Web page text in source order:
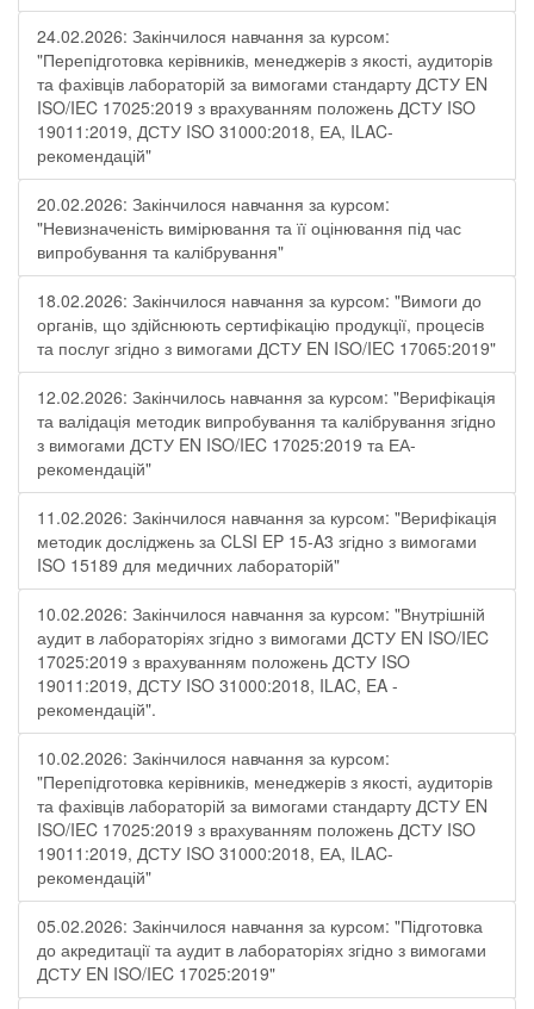
24.02.2026: Закінчилося навчання за курсом:
"Перепідготовка керівників, менеджерів з якості, аудиторів
та фахівців лабораторій за вимогами стандарту ДСТУ EN
ISO/IEC 17025:2019 з врахуванням положень ДСТУ ISO
19011:2019, ДСТУ ISO 31000:2018, ЕА, ILAC-
рекомендацій"
20.02.2026: Закінчилося навчання за курсом:
"Невизначеність вимірювання та її оцінювання під час
випробування та калібрування"
18.02.2026: Закінчилося навчання за курсом: "Вимоги до
органів, що здійснюють сертифікацію продукції, процесів
та послуг згідно з вимогами ДСТУ EN ISO/IEC 17065:2019"
12.02.2026: Закінчилось навчання за курсом: "Верифікація
та валідація методик випробування та калібрування згідно
з вимогами ДСТУ EN ISO/IEC 17025:2019 та ЕА-
рекомендацій"
11.02.2026: Закінчилося навчання за курсом: "Верифікація
методик досліджень за CLSI EP 15-A3 згідно з вимогами
ISO 15189 для медичних лабораторій"
10.02.2026: Закінчилося навчання за курсом: "Внутрішній
аудит в лабораторіях згідно з вимогами ДСТУ EN ISO/IEC
17025:2019 з врахуванням положень ДСТУ ISO
19011:2019, ДСТУ ISO 31000:2018, ILAC, EA -
рекомендацій".
10.02.2026: Закінчилося навчання за курсом:
"Перепідготовка керівників, менеджерів з якості, аудиторів
та фахівців лабораторій за вимогами стандарту ДСТУ EN
ISO/IEC 17025:2019 з врахуванням положень ДСТУ ISO
19011:2019, ДСТУ ISO 31000:2018, ЕА, ILAC-
рекомендацій"
05.02.2026: Закінчилося навчання за курсом: "Підготовка
до акредитації та аудит в лабораторіях згідно з вимогами
ДСТУ EN ISO/IEC 17025:2019"